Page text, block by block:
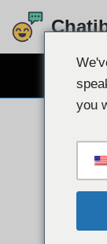
Hoppa
you